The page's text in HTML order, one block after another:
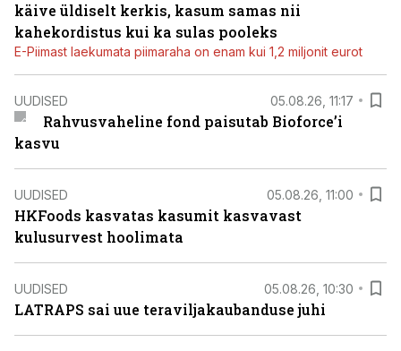
käive üldiselt kerkis, kasum samas nii
kahekordistus kui ka sulas pooleks
E-Piimast laekumata piimaraha on enam kui 1,2 miljonit eurot
UUDISED 05.08.26, 11:17
Rahvusvaheline fond paisutab Bioforce’i
kasvu
UUDISED 05.08.26, 11:00
HKFoods kasvatas kasumit kasvavast
kulusurvest hoolimata
UUDISED 05.08.26, 10:30
LATRAPS sai uue teraviljakaubanduse juhi